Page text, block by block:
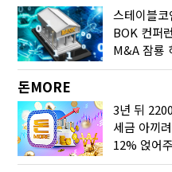
스테이블
돈MORE